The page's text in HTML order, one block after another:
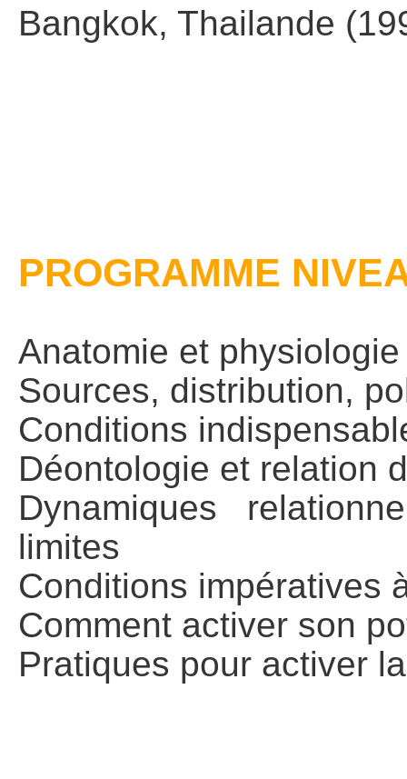
Bangkok, Thailande
PROGRAMME
Anatomie et
Sources, distribution,
Conditions
Déontologie et relation
Dynamiques
limites
Conditions impératives
Comment activer son
Pratiques pour activer